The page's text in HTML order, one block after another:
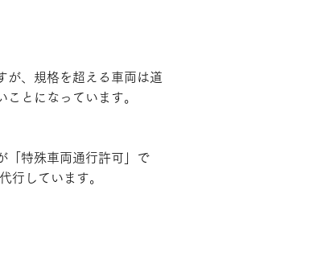
が、規格を超える車両は道
とになっています。
「特殊車両通行許可」で
行しています。